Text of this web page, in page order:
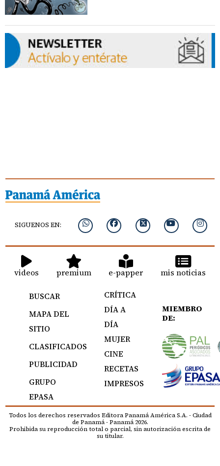
SIGUENOS EN:
videos premium e-papper mis noticias
BUSCAR
MAPA DEL
SITIO
CLASIFICADOS
PUBLICIDAD
GRUPO
EPASA
CRÍTICA
DÍA A
DÍA
MUJER
CINE
RECETAS
IMPRESOS
MIEMBRO
DE:
Todos los derechos reservados Editora Panamá América S.A. - Ciudad
de Panamá - Panamá 2026.
Prohibida su reproducción total o parcial, sin autorización escrita de
su titular.